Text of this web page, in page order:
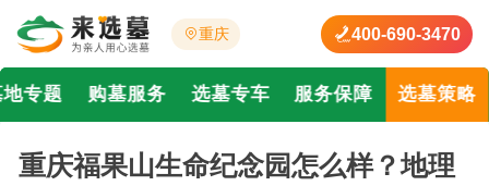
重庆 400-690-3470
地专题 购墓服务 选墓专车 服务保障 选墓策略
重庆福果山生命纪念园怎么样？地理